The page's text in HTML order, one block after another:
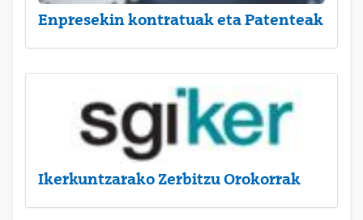
Enpresekin kontratuak eta Patenteak
Ikerkuntzarako Zerbitzu Orokorrak